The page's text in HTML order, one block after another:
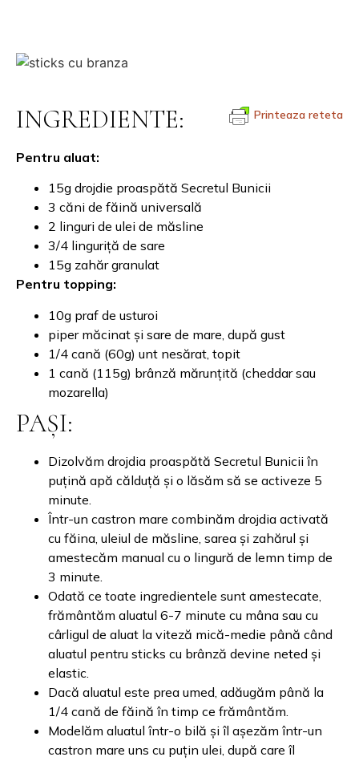
Printeaza reteta
INGREDIENTE:
Pentru aluat:
15g drojdie proaspătă Secretul Bunicii
3 căni de făină universală
2 linguri de ulei de măsline
3/4 linguriță de sare
15g zahăr granulat
Pentru topping:
10g praf de usturoi
piper măcinat și sare de mare, după gust
1/4 cană (60g) unt nesărat, topit
1 cană (115g) brânză mărunțită (cheddar sau
mozarella)
PAȘI:
Dizolvăm drojdia proaspătă Secretul Bunicii în
puțină apă călduță și o lăsăm să se activeze 5
minute.
Într-un castron mare combinăm drojdia activată
cu făina, uleiul de măsline, sarea și zahărul și
amestecăm manual cu o lingură de lemn timp de
3 minute.
Odată ce toate ingredientele sunt amestecate,
frământăm aluatul 6-7 minute cu mâna sau cu
cârligul de aluat la viteză mică-medie până când
aluatul pentru sticks cu brânză devine neted și
elastic.
Dacă aluatul este prea umed, adăugăm până la
1/4 cană de făină în timp ce frământăm.
Modelăm aluatul într-o bilă și îl așezăm într-un
castron mare uns cu puțin ulei, după care îl